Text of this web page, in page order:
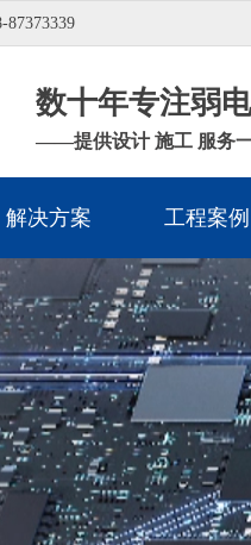
87373339
数十年专注弱
——提供设计 施工 服务
解决方案 工程案例